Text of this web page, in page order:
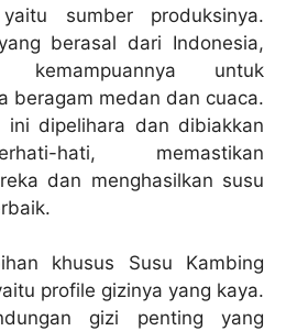
sumber produksinya.
berasal dari Indonesia,
untuk
beragam medan dan cuaca.
ini dipelihara dan dibiakkan
hati, memastikan
dan menghasilkan susu
khusus Susu Kambing
profile gizinya yang kaya.
gizi penting yang